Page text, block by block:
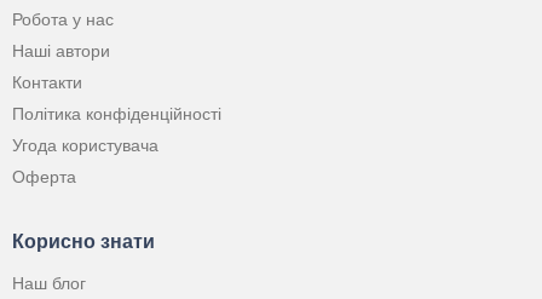
Робота у нас
Наші автори
Контакти
Політика конфіденційності
Угода користувача
Оферта
Корисно знати
Наш блог